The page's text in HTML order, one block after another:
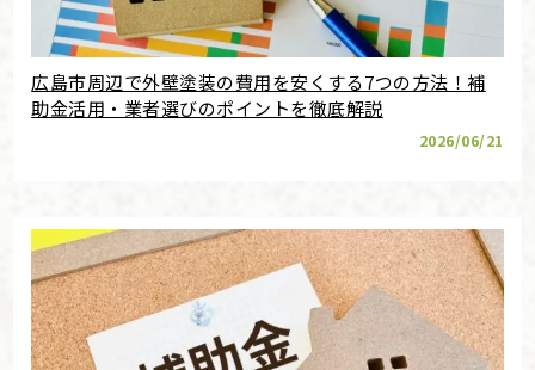
広島市周辺で外壁塗装の費用を安くする7つの方法！補
助金活用・業者選びのポイントを徹底解説
2026/06/21